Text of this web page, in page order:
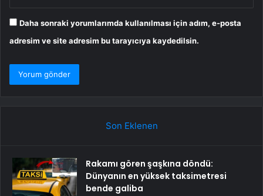
Daha sonraki yorumlarımda kullanılması için adım, e-posta
adresim ve site adresim bu tarayıcıya kaydedilsin.
Son Eklenen
Rakamı gören şaşkına döndü:
Dünyanın en yüksek taksimetresi
bende galiba